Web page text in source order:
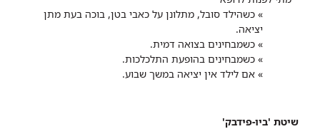
» כשהילד סובל, מתלונן על כאבי בטן, בוכה בעת מתן
יציאה.
» כשמבחינים בצואה דמית.
» כשמבחינים בהופעת התלכלכות.
» אם לילד אין יציאה במשך שבוע.
שיטת 'ביו-פידבק'